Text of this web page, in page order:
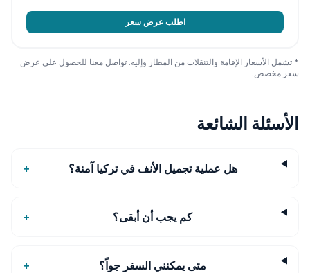
اطلب عرض سعر
* تشمل الأسعار الإقامة والتنقلات من المطار وإليه. تواصل معنا للحصول على عرض
سعر مخصص.
الأسئلة الشائعة
هل عملية تجميل الأنف في تركيا آمنة؟ +
كم يجب أن أبقى؟ +
متى يمكنني السفر جواً؟ +